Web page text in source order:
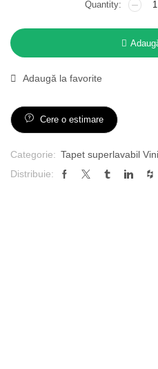
Adaugă la favorite
Cere o estimare
Categorie: Tapet superlavabil
Distribuie: